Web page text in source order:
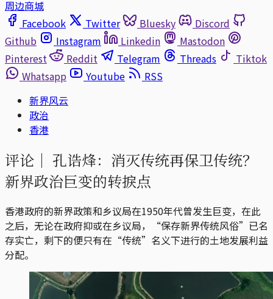
周边商城
Facebook
Twitter Bluesky
Discord
Github
Instagram Linkedin
Mastodon
Pinterest
Reddit Telegram Threads
Tiktok
Whatsapp
Youtube
RSS
新界风云
政治
香港
评论｜ 孔诰烽：消灭传统再保卫传统？
新界政治巨变的转捩点
香港政府的新界政策和乡议局在1950年代曾发生巨变，在此
之后，无论在政府抑或在乡议局，“保存新界传统风俗”已名
存实亡，剩下的便只有在“传统”名义下进行的土地发展利益
分配。